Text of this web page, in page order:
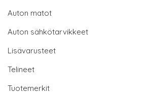
Auton matot
Auton sähkötarvikkeet
Lisävarusteet
Telineet
Tuotemerkit